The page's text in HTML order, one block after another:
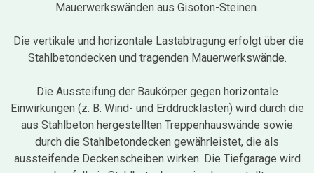
Mauerwerkswänden aus Gisoton-Steinen.
Die vertikale und horizontale Lastabtragung erfolgt über die
Stahlbetondecken und tragenden Mauerwerkswände.
Die Aussteifung der Baukörper gegen horizontale
Einwirkungen (z. B. Wind- und Erddrucklasten) wird durch die
aus Stahlbeton hergestellten Treppenhauswände sowie
durch die Stahlbetondecken gewährleistet, die als
aussteifende Deckenscheiben wirken. Die Tiefgarage wird